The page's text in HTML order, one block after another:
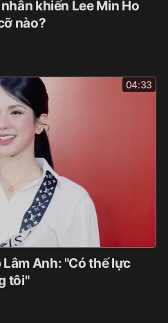
khiến Lee Min Ho
nào?
04:33
Anh: "Có thế lực
tôi"